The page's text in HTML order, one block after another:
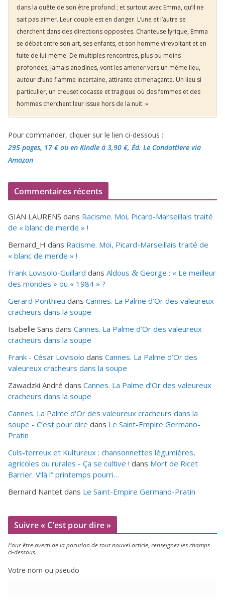
dans la quête de son être profond ; et surtout avec Emma, qu’il ne
sait pas aimer. Leur couple est en danger. L’une et l’autre se
cherchent dans des directions opposées. Chanteuse lyrique, Emma
se débat entre son art, ses enfants, et son homme virevoltant et en
fuite de lui-même. De multiples rencontres, plus ou moins
profondes, jamais anodines, vont les amener vers un même lieu,
autour d’une flamme incertaine, attirante et menaçante. Un lieu si
particulier, un creuset cocasse et tragique où des femmes et des
hommes cherchent leur issue hors de la nuit. »
Pour commander, cliquer sur le lien ci-dessous :
295 pages, 17 €ou en Kindle à 3,90 €, Éd. Le Condottiere via
Amazon
Commentaires récents
GIAN LAURENS dans Racisme. Moi, Picard-Marseillais traité
de « blanc de merde » !
Bernard_H dans Racisme. Moi, Picard-Marseillais traité de
« blanc de merde » !
Frank Lovisolo-Guillard dans Aldous & George : « Le meilleur
des mondes » ou « 1984 » ?
Gerard Ponthieu dans Cannes. La Palme d’Or des valeureux
cracheurs dans la soupe
Isabelle Sans dans Cannes. La Palme d’Or des valeureux
cracheurs dans la soupe
Frank - César Lovisolo dans Cannes. La Palme d’Or des
valeureux cracheurs dans la soupe
Zawadzki André dans Cannes. La Palme d’Or des valeureux
cracheurs dans la soupe
Cannes. La Palme d'Or des valeureux cracheurs dans la
soupe - C’est pour dire dans Le Saint-Empire Germano-
Pratin
Culs-terreux et Kultureux : chansonnettes légumières,
agricoles ou rurales - Ça se cultive ! dans Mort de Ricet
Barrier. V’là l” printemps pourri…
Bernard Nantet dans Le Saint-Empire Germano-Pratin
Suivre « C’est pour dire »
Pour être aver­ti de la paru­tion de tout nou­vel article, ren­sei­gnez les champs
ci-dessous.
Votre nom ou pseudo